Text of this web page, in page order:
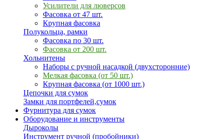
Усилители для люверсов
Фасовка от 47 шт.
Крупная фасовка
Полукольца, рамки
Фасовка по 30 шт.
Фасовка от 200 шт.
Хольнитены
Наборы с ручной насадкой (двухсторонние)
Мелкая фасовка (от 50 шт.)
Крупная фасовка (от 1000 шт.)
Цепочки для сумок
Замки для портфелей,сумок
Фурнитура для сумок
Оборудование и инструменты
Дыроколы
Инструмент ручной (пробойники)